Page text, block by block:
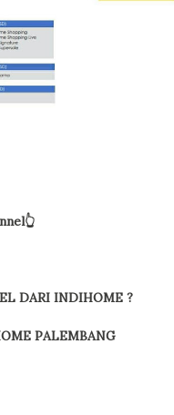
DARI INDIHOME ?
PALEMBANG